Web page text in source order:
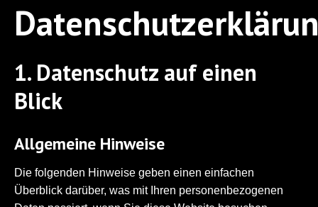
1. Datenschutz auf einen
Blick
Allgemeine Hinweise
Die folgenden Hinweise geben einen einfachen
Überblick darüber, was mit Ihren personenbezogenen